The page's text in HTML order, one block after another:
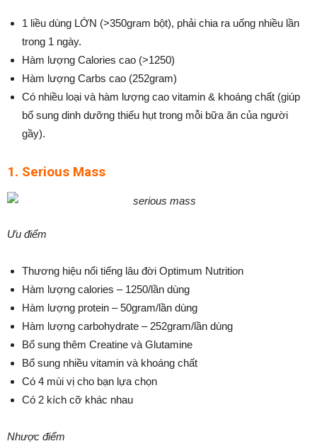
1 liều dùng LỚN (>350gram bột), phải chia ra uống nhiều lần
trong 1 ngày.
Hàm lượng Calories cao (>1250)
Hàm lượng Carbs cao (252gram)
Có nhiều loại và hàm lượng cao vitamin & khoáng chất (giúp
bổ sung dinh dưỡng thiếu hụt trong mỗi bữa ăn của người
gầy).
1. Serious Mass
Ưu điểm
Thương hiệu nổi tiếng lâu đời Optimum Nutrition
Hàm lượng calories – 1250/lần dùng
Hàm lượng protein – 50gram/lần dùng
Hàm lượng carbohydrate – 252gram/lần dùng
Bổ sung thêm Creatine và Glutamine
Bổ sung nhiều vitamin và khoáng chất
Có 4 mùi vị cho bạn lựa chọn
Có 2 kích cỡ khác nhau
Nhược điểm